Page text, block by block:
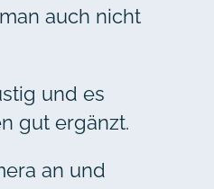
auch nicht
und es
gut ergänzt.
an und